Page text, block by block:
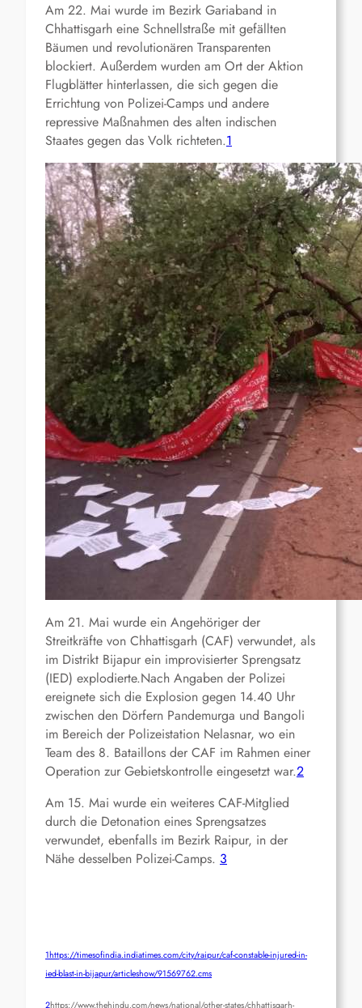
Am 22. Mai wurde im Bezirk Gariaband in
Chhattisgarh eine Schnellstraße mit gefällten
Bäumen und revolutionären Transparenten
blockiert. Außerdem wurden am Ort der Aktion
Flugblätter hinterlassen, die sich gegen die
Errichtung von Polizei-Camps und andere
repressive Maßnahmen des alten indischen
Staates gegen das Volk richteten.1
Am 21. Mai wurde ein Angehöriger der
Streitkräfte von Chhattisgarh (CAF) verwundet, als
im Distrikt Bijapur ein improvisierter Sprengsatz
(IED) explodierte.Nach Angaben der Polizei
ereignete sich die Explosion gegen 14.40 Uhr
zwischen den Dörfern Pandemurga und Bangoli
im Bereich der Polizeistation Nelasnar, wo ein
Team des 8. Bataillons der CAF im Rahmen einer
Operation zur Gebietskontrolle eingesetzt war.2
Am 15. Mai wurde ein weiteres CAF-Mitglied
durch die Detonation eines Sprengsatzes
verwundet, ebenfalls im Bezirk Raipur, in der
Nähe desselben Polizei-Camps. 3
1https://timesofindia.indiatimes.com/city/raipur/caf-constable-injured-in-
ied-blast-in-bijapur/articleshow/91569762.cms
2https://www.thehindu.com/news/national/other-states/chhattisgarh-